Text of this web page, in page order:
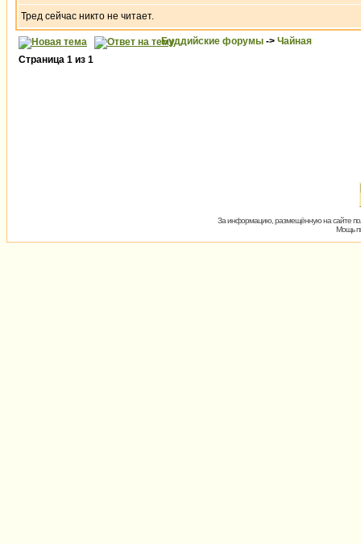
Тред сейчас никто не читает.
Буддийские форумы -> Чайная
Страница 1 из 1
За информацию, размещённую на сайте
Мощь